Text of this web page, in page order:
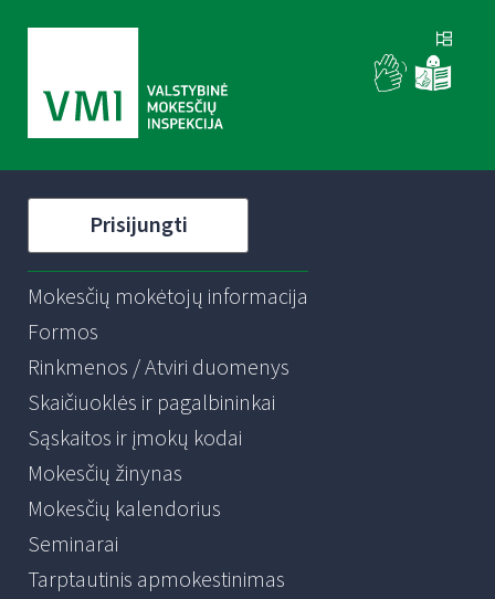
Prisijungti
Mokesčių mokėtojų informacija
Formos
Rinkmenos / Atviri duomenys
Skaičiuoklės ir pagalbininkai
Sąskaitos ir įmokų kodai
Mokesčių žinynas
Mokesčių kalendorius
Seminarai
Tarptautinis apmokestinimas